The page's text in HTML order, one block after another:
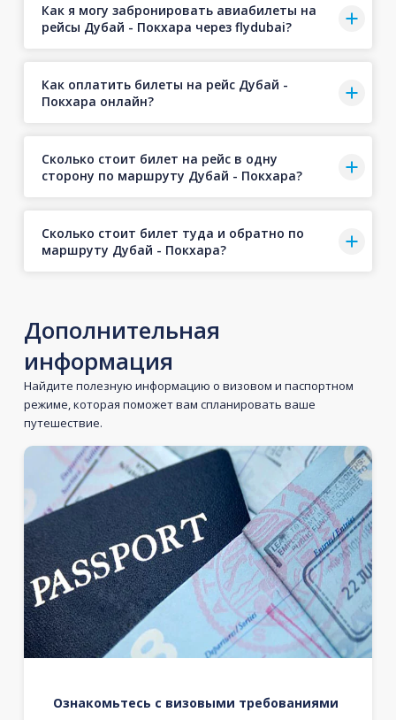
Как я могу забронировать авиабилеты на
рейсы Дубай - Покхара через flydubai?
Как оплатить билеты на рейс Дубай -
Покхара онлайн?
Сколько стоит билет на рейс в одну
сторону по маршруту Дубай - Покхара?
Сколько стоит билет туда и обратно по
маршруту Дубай - Покхара?
Дополнительная
информация
Найдите полезную информацию о визовом и паспортном
режиме, которая поможет вам спланировать ваше
путешествие.
Ознакомьтесь с визовыми требованиями